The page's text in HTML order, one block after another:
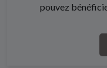
pouvez